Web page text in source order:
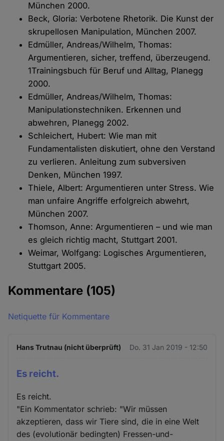
München 2000.
Beck, Gloria: Verbotene Rhetorik. Die Kunst der
skrupellosen Manipulation, München 2007.
Edmüller, Andreas/Wilhelm, Thomas:
Argumentieren, sicher, treffend, überzeugend.
1Trainingsbuch für Beruf und Alltag, Planegg
2000.
Edmüller, Andreas/Wilhelm, Thomas:
Manipulationstechniken. Erkennen und
abwehren, Planegg 2002.
Schleichert, Hubert: Wie man mit
Fundamentalisten diskutiert, ohne den Verstand
zu verlieren. Anleitung zum subversiven
Denken, München 1997.
Thiele, Albert: Argumentieren unter Stress. Wie
man unfaire Angriffe erfolgreich abwehrt,
München 2007.
Thomson, Anne: Argumentieren – und wie man
es gleich richtig macht, Stuttgart 2001.
Weimar, Wolfgang: Logisches Argumentieren,
Stuttgart 2005.
Kommentare (105)
Netiquette für Kommentare
Hans Trutnau (nicht überprüft) Do. 31 Jan 2019 - 12:50
Es reicht.
Es reicht.
"Ein Kommentator schrieb: "Wir müssen
akzeptieren, dass wir Tiere sind, die in eine Welt
des (evolutionär bedingten) Fressen-und-